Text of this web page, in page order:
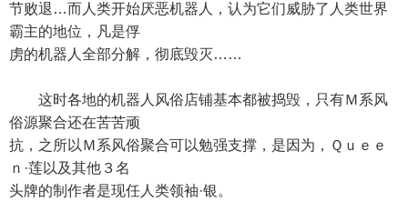
节败退…而人类开始厌恶机器人，认为它们威胁了人类世界
霸主的地位，凡是俘
虏的机器人全部分解，彻底毁灭……
这时各地的机器人风俗店铺基本都被捣毁，只有Ｍ系风
俗源聚合还在苦苦顽
抗，之所以Ｍ系风俗聚合可以勉强支撑，是因为，Ｑｕｅｅ
ｎ·莲以及其他３名
头牌的制作者是现任人类领袖·银。